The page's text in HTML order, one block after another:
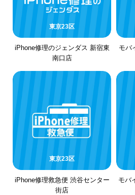
東京23区
iPhone修理のジェンダス 新宿東
南口店
モバ
東京23区
iPhone修理救急便 渋谷センター
街店
モバ